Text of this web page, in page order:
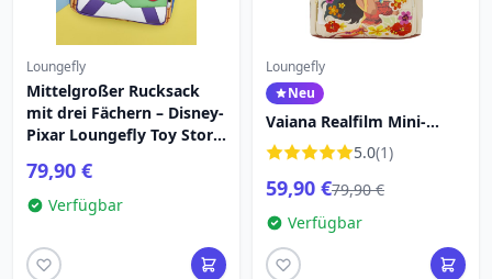
Loungefly
Mittelgroßer Rucksack
mit drei Fächern – Disney-
Pixar Loungefly Toy Story
79,90 €
Verfügbar
Loungefly
Neu
Vaiana Realfilm Mini-
Rucksack - Disney
Loungefly
5.0(1)
59,90 €79,90 €
Verfügbar